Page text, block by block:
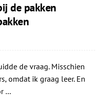
de pakken
de vraag. Misschien
omdat ik graag leer. En
...